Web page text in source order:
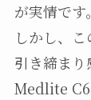
が実情です。
しかし、こ
引き締ま
Medlite C6